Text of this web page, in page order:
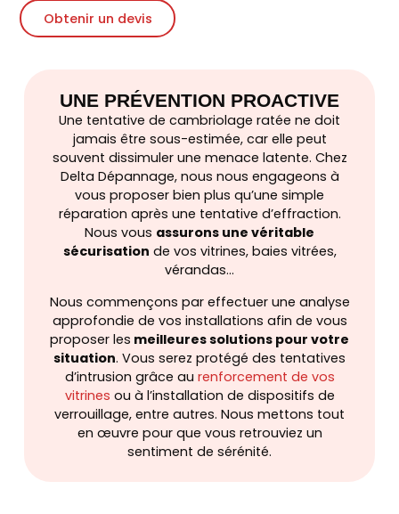
Obtenir un devis
UNE PRÉVENTION PROACTIVE
Une tentative de cambriolage ratée ne doit
jamais être sous-estimée, car elle peut
souvent dissimuler une menace latente. Chez
Delta Dépannage, nous nous engageons à
vous proposer bien plus qu’une simple
réparation après une tentative d’effraction.
Nous vous assurons une véritable
sécurisation de vos vitrines, baies vitrées,
vérandas…
Nous commençons par effectuer une analyse
approfondie de vos installations afin de vous
proposer les meilleures solutions pour votre
situation. Vous serez protégé des tentatives
d’intrusion grâce au renforcement de vos
vitrines ou à l’installation de dispositifs de
verrouillage, entre autres. Nous mettons tout
en œuvre pour que vous retrouviez un
sentiment de sérénité.